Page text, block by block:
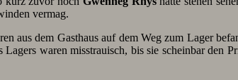
vermag.
aus dem Gasthaus auf dem Weg zum Lager
waren misstrauisch, bis sie scheinbar den